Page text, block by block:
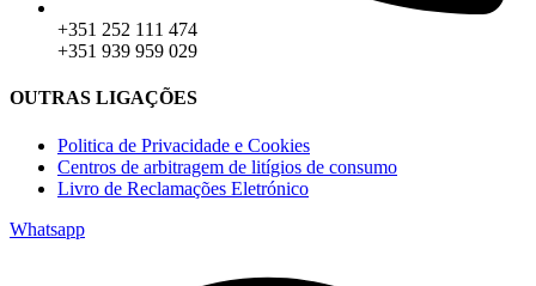
+351 252 111 474
+351 939 959 029
OUTRAS LIGAÇÕES
Politica de Privacidade e Cookies
Centros de arbitragem de litígios de consumo
Livro de Reclamações Eletrónico
Whatsapp